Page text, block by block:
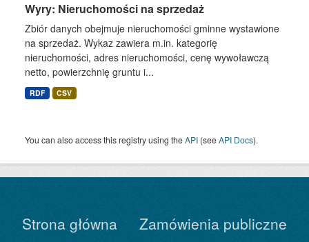
Wyry: Nieruchomości na sprzedaż
Zbiór danych obejmuje nieruchomości gminne wystawione
na sprzedaż. Wykaz zawiera m.in. kategorię
nieruchomości, adres nieruchomości, cenę wywoławczą
netto, powierzchnię gruntu i...
RDF CSV
You can also access this registry using theAPI (seeAPI Docs).
Strona główna Zamówienia publiczne